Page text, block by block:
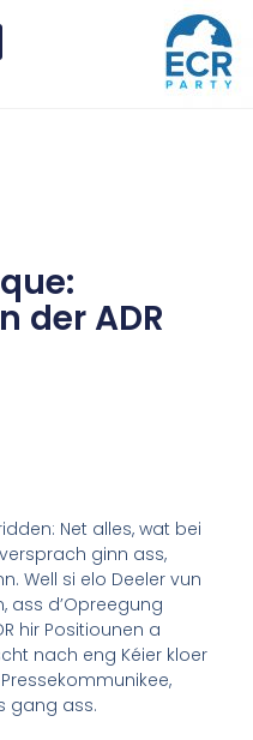
der ADR
Net alles, wat bei
ginn ass,
Well si elo Deeler vun
ass d’Opreegung
hir Positiounen a
nach eng Kéier kloer
gang ass.